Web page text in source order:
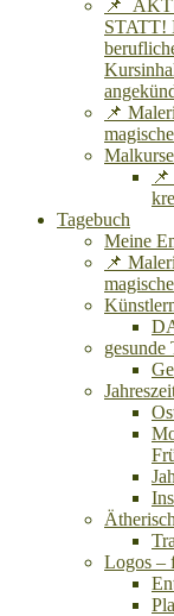
📌
STATT!
📌
Tagebuch
Meine
📌
gesunde
Logos –